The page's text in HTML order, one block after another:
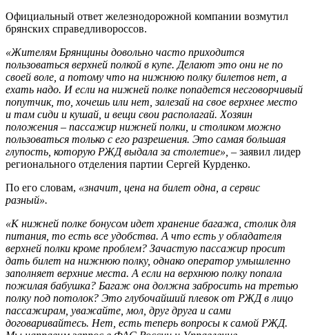
Официальный ответ железнодорожной компании возмутил
брянских справедливороссов.
«Жителям Брянщины довольно часто приходится
пользоваться верхней полкой в купе. Делают это они не по
своей воле, а потому что на нижнюю полку билетов нет, а
ехать надо. И если на нижней полке попадется несговорчивый
попутчик, то, хочешь или нет, залезай на свое верхнее место
и там сиди и кушай, и вещи свои располагай. Хозяин
положения – пассажир нижней полки, и столиком можно
пользоваться только с его разрешения. Это самая большая
глупость, которую РЖД выдала за столетие», – заявил лидер
регионального отделения партии Сергей Курденко.
По его словам, «значит, цена на билет одна, а сервис
разный».
«К нижней полке бонусом идет хранение багажа, столик для
питания, то есть все удобства. А что есть у обладателя
верхней полки кроме проблем? Зачастую пассажир просит
дать билет на нижнюю полку, однако оператор умышленно
заполняет верхние места. А если на верхнюю полку попала
пожилая бабушка? Багаж она должна забросить на третью
полку под потолок? Это глубочайший плевок от РЖД в лицо
пассажирам, уважайте, мол, друг друга и сами
договаривайтесь. Нет, есть теперь вопросы к самой РЖД.